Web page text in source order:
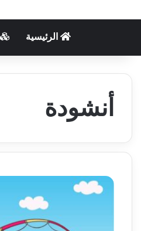
الرئيسية
أنشودة